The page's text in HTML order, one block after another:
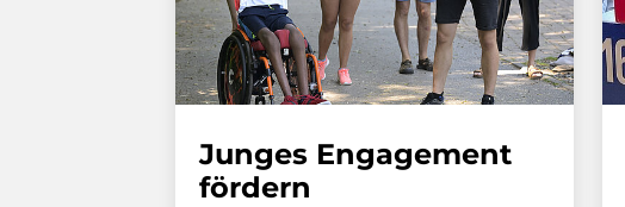
Junges Engagement
fördern